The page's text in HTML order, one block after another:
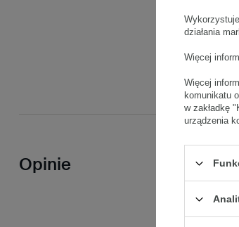
Opinie
działania
Więcej
Więcej
komunikatu
w zakładkę
urządzenia